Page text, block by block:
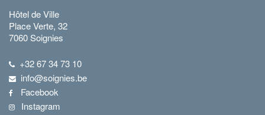
Hôtel de Ville
Place Verte, 32
7060 Soignies
+32 67 34 73 10
info@soignies.be
Facebook
Instagram